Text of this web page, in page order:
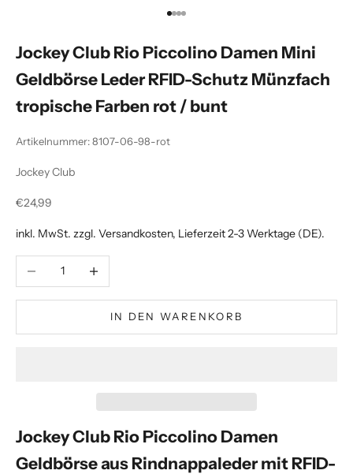
Gehe zu Element 1
Gehe zu Element 2
Gehe zu Element 3
Gehe zu Element 4
Jockey Club Rio Piccolino Damen Mini
Geldbörse Leder RFID-Schutz Münzfach
tropische Farben rot / bunt
Artikelnummer: 8107-06-98-rot
Jockey Club
Angebot
€24,99
inkl. MwSt. zzgl. Versandkosten, Lieferzeit 2-3 Werktage (DE).
Anzahl verringernAnzahl erhöhen
IN DEN WARENKORB
Jockey Club Rio Piccolino Damen
Geldbörse aus Rindnappaleder mit RFID-